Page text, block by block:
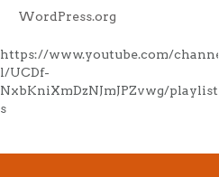
WordPress.org
https://www.youtube.com/channe
l/UCDf-
NxbKniXmDzNJmJPZvwg/playlist
s